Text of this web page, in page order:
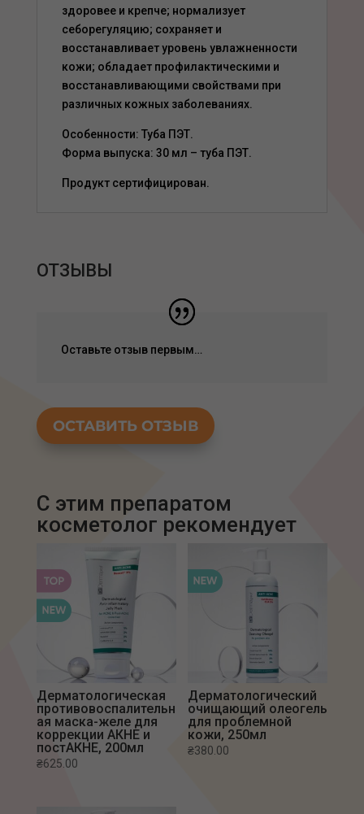
здоровее и крепче; нормализует
себорегуляцию; сохраняет и
восстанавливает уровень увлажненности
кожи; обладает профилактическими и
восстанавливающими свойствами при
различных кожных заболеваниях.
Особенности: Туба ПЭТ.
Форма выпуска: 30 мл – туба ПЭТ.
Продукт сертифицирован.
ОТЗЫВЫ
Оставьте отзыв первым…
ОСТАВИТЬ ОТЗЫВ
С этим препаратом
Дерматологическая
противовоспалительн
ая маска-желе для
коррекции АКНЕ и
постАКНЕ, 200мл
₴625.00
Дерматологический
очищающий олеогель
для проблемной
кожи, 250мл
₴380.00